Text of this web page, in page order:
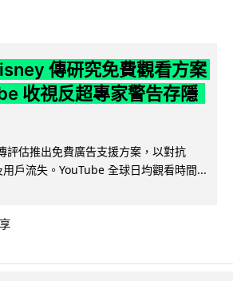
傳研究免費觀看方案
收視反超專家警告存隱
估推出免費廣告支援方案，以對抗
戶流失。YouTube 全球日均觀看時間...